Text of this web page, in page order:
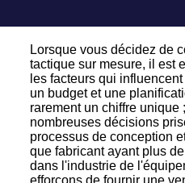
Lorsque vous décidez de
tactique sur mesure, il est
les facteurs qui
un budget et une
rarement un chiffre unique
nombreuses décisions
processus de conception
que fabricant ayant plus
dans l'industrie de